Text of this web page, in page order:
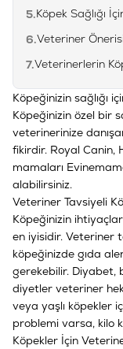
5.Köpek Sağlığı
6.Veteriner
7.Veterinerlerin
Köpeğinizin sağlığı
Köpeğinizin özel bir
veterinerinize
fikirdir. Royal Canin,
mamaları
alabilirsiniz.
Veteriner Tavsiyeli
Köpeğinizin
en iyisidir. Veteriner
köpeğinizde gıda
gerekebilir. Diyabet,
diyetler veteriner
veya yaşlı köpekler
problemi varsa, kilo
Köpekler İçin